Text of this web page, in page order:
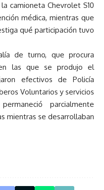
camioneta Chevrolet S10
médica, mientras que
qué participación tuvo
de turno, que procura
las que se produjo el
efectivos de Policía
Voluntarios y servicios
parcialmente
mientras se desarrollaban